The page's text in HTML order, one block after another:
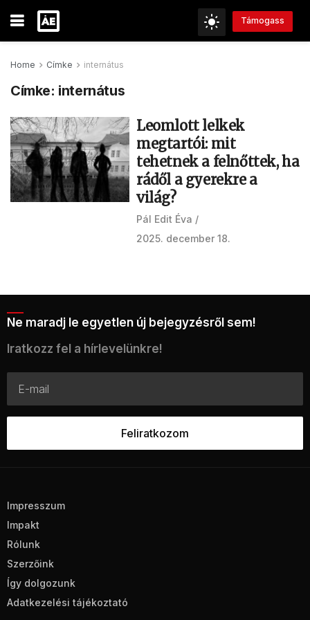
Támogass
Home Címke internátus
Címke: internátus
Leomlott lelkek
megtartói: mit
tehetnek a felnőttek, ha
rádől a gyerekre a
világ?
Pál Edit Éva
2025. december 18.
Ne maradj le egyetlen új bejegyzésről sem!
Iratkozz fel a hírlevelünkre!
Impresszum
Impakt
Rólunk
Szerzőink
Így dolgozunk
Adatkezelési tájékoztató